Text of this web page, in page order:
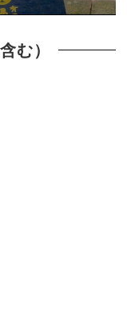
む）